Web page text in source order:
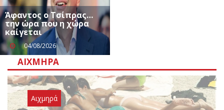
Άφαντος ο Τσίπρας…
την ώρα που η χώρα
καίγεται
04/08/2026
ΑΙΧΜΗΡΆ
Αιχμηρά